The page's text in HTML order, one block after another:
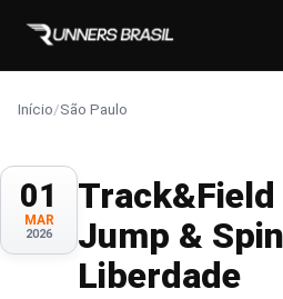
Início/São Paulo
01
MAR
2026
Jump &
Liberdade